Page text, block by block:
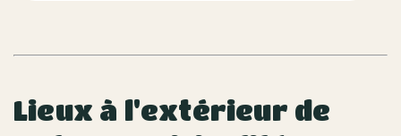
Lieux à l'extérieur de